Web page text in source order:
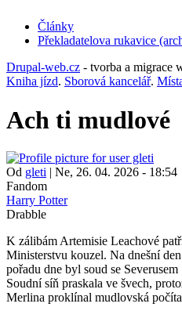
Články
Překladatelova rukavice
Drupal-web.cz - tvorba a migrace
Kniha jízd. Sborová kancelář.
Ach ti mudlové
Od gleti | Ne, 26. 04. 2026 - 18:54
Fandom
Harry Potter
Drabble
K zálibám Artemisie Leachové
Ministerstvu kouzel. Na dnešní
pořadu dne byl soud se
Soudní síň praskala ve švech,
Merlina proklínal mudlovská